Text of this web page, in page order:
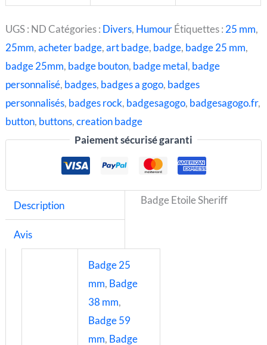
UGS : NDCatégories : Divers, HumourÉtiquettes : 25 mm,
25mm,acheter badge,art badge, badge, badge 25 mm,
badge 25mm, badge bouton, badge metal, badge
personnalisé, badges, badges a gogo, badges
personnalisés, badges rock, badgesagogo, badgesagogo.fr,
button, buttons,creation badge
Paiement sécurisé garanti
Description
Avis
Badge Etoile Sheriff
Badge 25
mm, Badge
38 mm,
Badge 59
mm, Badge